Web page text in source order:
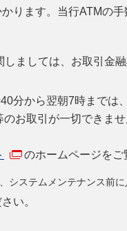
ります。当行ATMの手
ましては、お取引金
分から翌朝7時までは
お取引が一切できま
のホームページをご
システムメンテナンス前に
い。